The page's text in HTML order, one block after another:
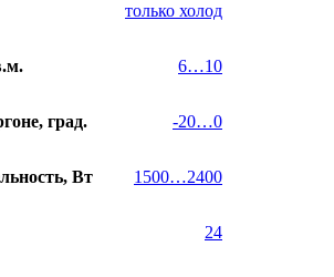
только холод
6…10
град. -20…0
Вт 1500…2400
24